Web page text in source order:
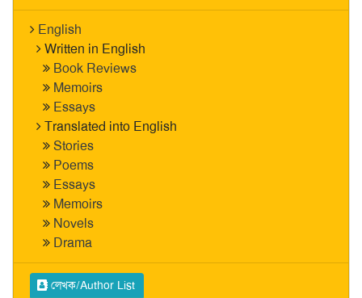
English
Written in English
Book Reviews
Memoirs
Essays
Translated into English
Stories
Poems
Essays
Memoirs
Novels
Drama
লেখক/Author List